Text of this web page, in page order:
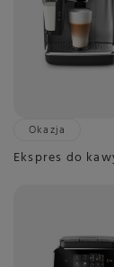
Okazja
Ekspres do